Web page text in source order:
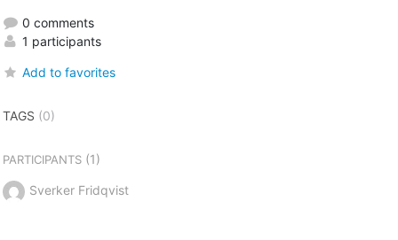
0 comments
1 participants
Add to favorites
TAGS (0)
PARTICIPANTS(1)
Sverker Fridqvist